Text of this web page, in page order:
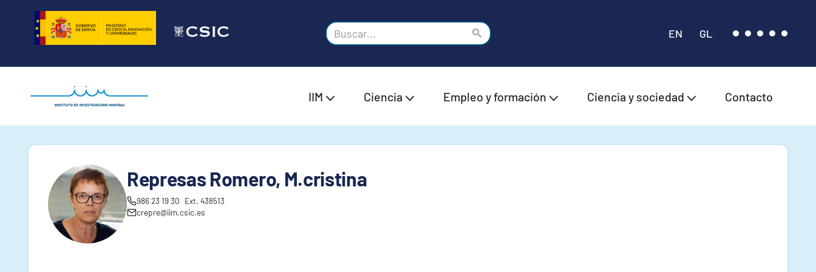
Saltar
contenido
EN GL
IIM Ciencia Empleo y formación Ciencia y sociedad Contacto
Represas Romero, M.cristina
986 23 19 30 Ext. 438513
crepre@iim.csic.es